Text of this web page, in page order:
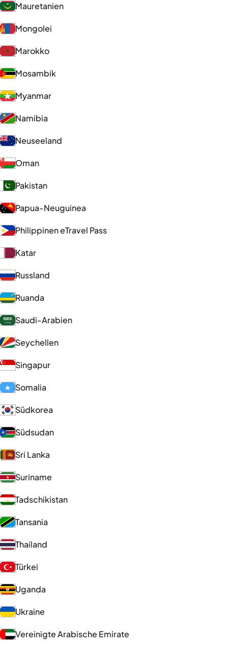
Mauretanien
Mongolei
Marokko
Mosambik
Myanmar
Namibia
Neuseeland
Oman
Pakistan
Papua-Neuguinea
Philippinen eTravel Pass
Katar
Russland
Ruanda
Saudi-Arabien
Seychellen
Singapur
Somalia
Südkorea
Südsudan
Sri Lanka
Suriname
Tadschikistan
Tansania
Thailand
Türkei
Uganda
Ukraine
Vereinigte Arabische Emirate